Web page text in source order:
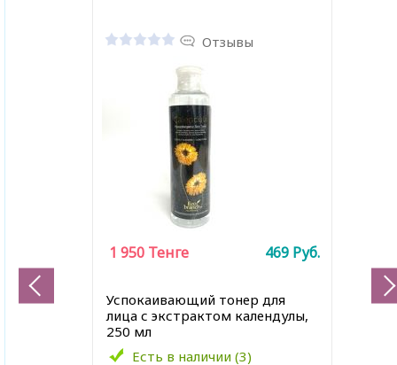
Отзывы
Успокаивающий тонер для
лица с экстрактом календулы,
250 мл
Есть в наличии (3)
1 950 Тенге 469 Руб.